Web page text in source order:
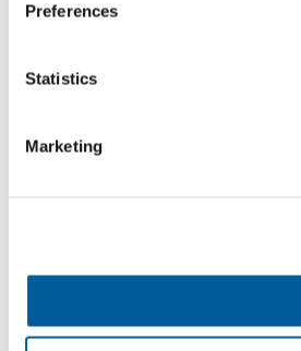
Preferences
Statistics
Marketing